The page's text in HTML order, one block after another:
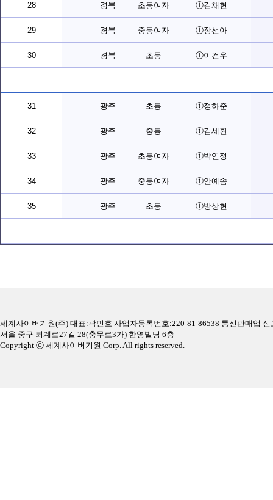
28 경북 초등여자 ⓣ김채현
29 경북 중등여자 ⓣ장선아
30 경북 초등 ⓣ이건우
31 광주 초등 ⓣ정하준
32 광주 중등 ⓣ김세환
33 광주 초등여자 ⓣ박연정
34 광주 중등여자 ⓣ안예솜
35 광주 초등 ⓣ방상현
세계사이버기원(주) 대표:곽민호 사업자등록번호:220-81-86538 통신판매업
서울 중구 퇴계로27길 28(충무로3가) 한영빌딩 6층
Copyright ⓒ 세계사이버기원 Corp. All rights reserved.